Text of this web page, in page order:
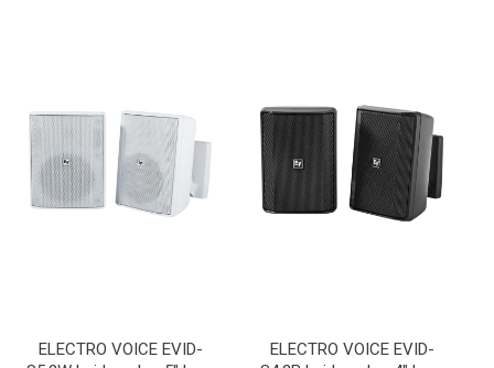
ELECTRO VOICE EVID-
ELECTRO VOICE EVID-